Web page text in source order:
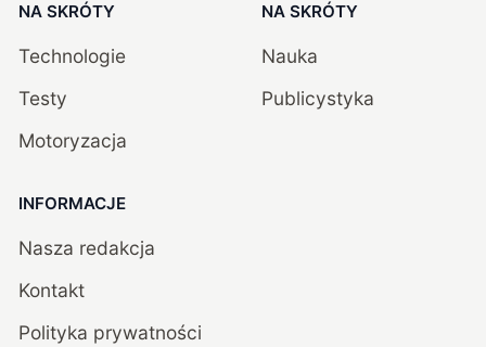
NA SKRÓTY
Technologie
Testy
Motoryzacja
NA SKRÓTY
Nauka
Publicystyka
INFORMACJE
Nasza redakcja
Kontakt
Polityka prywatności